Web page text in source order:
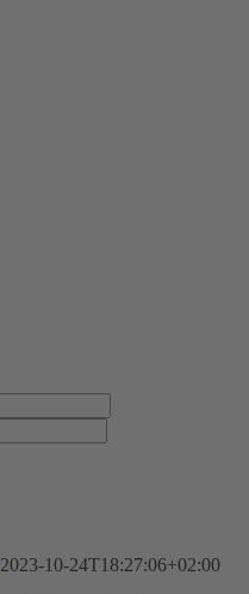
2023-10-24T18:27:06+02:00